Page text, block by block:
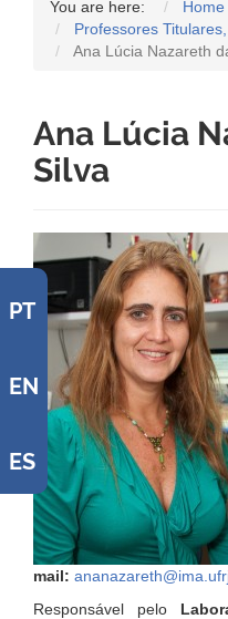
PT
EN
ES
You are here: Home
Professores
Ana Lúcia Nazareth
Ana Lúcia
Silva
mail:
Responsável pelo